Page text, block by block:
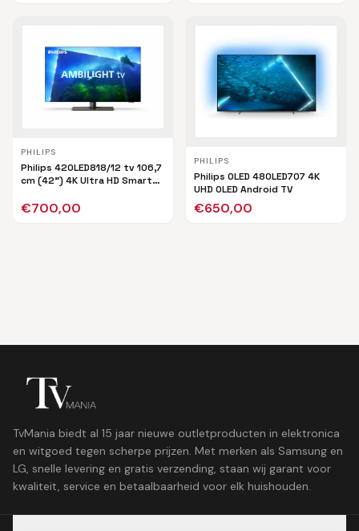
PHILIPS
Philips 42OLED818/12 tv 106,7
cm (42") 4K Ultra HD Smart
€700,00
PHILIPS
Philips OLED 48OLED707 4K
UHD OLED Android TV
€650,00
TvMania biedt al 15 jaar nieuwe outletproducten in elektronica
en witgoed tegen scherpe prijzen. Met merken als Samsung en
LG, snelle levering en gratis verzending, staan wij garant voor
kwaliteit, service en betaalbaarheid voor elk huishouden.